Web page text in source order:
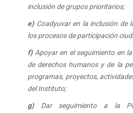
inclusión de grupos prioritarios;
e)Coadyuvar en la inclusión de
los procesos de participación
f)Apoyar en el seguimiento en
de derechos humanos y de la
programas, proyectos,
del Instituto;
g)Dar seguimiento a la